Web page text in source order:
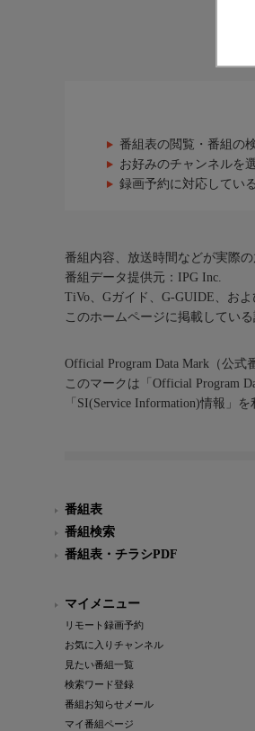
番組表の閲覧・番組の
お好みのチャンネルを
録画予約に対応してい
番組内容、放送時間などが実際
番組データ提供元：IPG Inc.
TiVo、Gガイド、G-GUIDE、お
このホームページに掲載してい
Official Program Data Mark（公式
このマークは「Official Program
「SI(Service Information)情報」
番組表
番組検索
番組表・チラシPDF
マイメニュー
リモート録画予約
お気に入りチャンネル
見たい番組一覧
検索ワード登録
番組お知らせメール
マイ番組ページ